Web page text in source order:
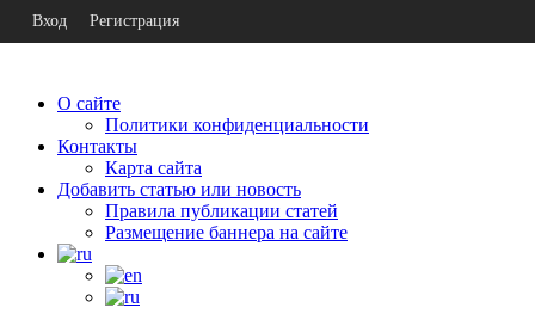
О сайте
Политики конфиденциальности
Контакты
Карта сайта
Добавить статью или новость
Правила публикации статей
Размещение баннера на сайте
Вход Регистрация